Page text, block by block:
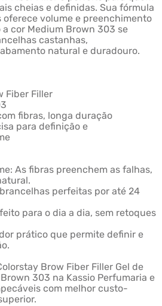
cheias e definidas. Sua fórmula
volume e preenchimento
cor Medium Brown 303 se
castanhas,
natural e duradouro.
Fiber Filler
fibras, longa duração
para definição e
As fibras preenchem as falhas,
perfeitas por até 24
para o dia a dia, sem retoques
prático que permite definir e
Brow Fiber Filler Gel de
303 na Kassio Perfumaria e
com melhor custo-